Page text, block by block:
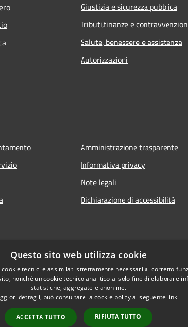
Giustizia e sicurezza pubblica
Tributi,finanze e
Salute, benessere e assistenza
Autorizzazioni
Amministrazione trasparente
Informativa privacy
Note legali
Dichiarazione di accessibilità
Copyright © 2026 •
Questo sito web utilizza cookie
cookie tecnici e assimilati strettamente necessari al corretto
nonché un cookie tecnico analitico al solo fine di elaborare
statistiche, aggregate e anonime.
dettagli, può consultare la cookie policy al seguente link
ACCETTA TUTTO RIFIUTA TUTTO